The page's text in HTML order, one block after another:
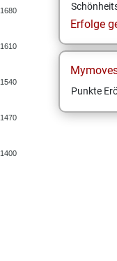
1680
1610
1540
1470
1400
Erfolge
Punkte